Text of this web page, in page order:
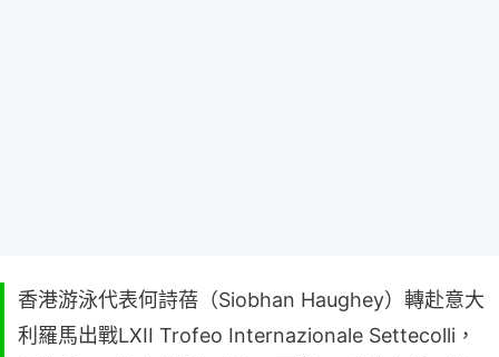
香港游泳代表何詩蓓（Siobhan Haughey）轉赴意大
利羅馬出戰LXII Trofeo Internazionale Settecolli，